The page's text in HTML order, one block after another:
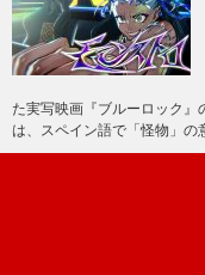
た実写映画『ブルーロック』
は、スペイン語で「怪物」の